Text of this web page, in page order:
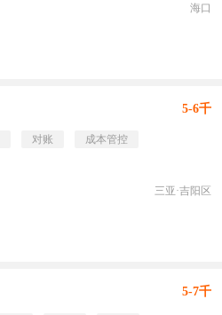
海口
5-6千
对账
成本管控
三亚·吉阳区
5-7千